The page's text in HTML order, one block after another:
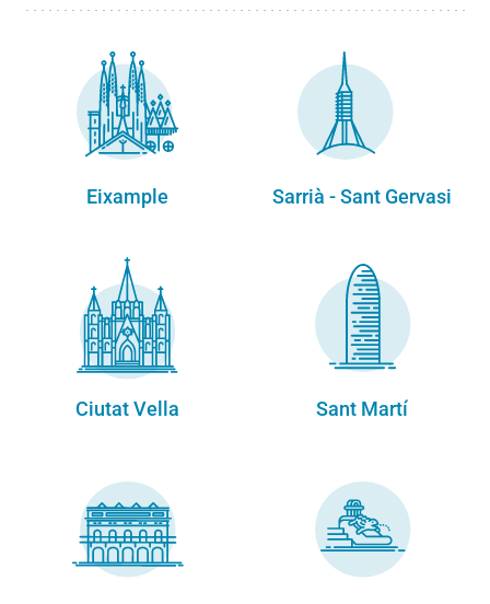
Eixample Sarrià - Sant Gervasi
Ciutat Vella Sant Martí